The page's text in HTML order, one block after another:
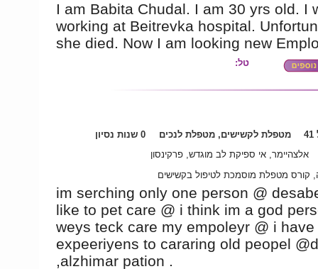
I am Babita Chudal. I am 30 yrs old. I
working at Beitrevka hospital.
she died. Now I am looking new
טל:
מטפלת לקשישים, מטפלת לנכים
0 שנות נסיון
אלצהיימר, אי ספיקת לב מוגדש, פרקינסון
קורס מטפלת מוסמכת לטיפול בקשישים
im serching only one person @
like to pet care @ i think im a god
weys teck care my empoleyr @ i have
expeeriyens to cararing old peopel
,alzhimar pation .